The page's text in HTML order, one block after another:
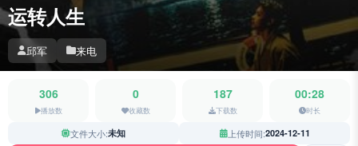
运转人生
邱军 来电
306
播放数
0
收藏数
187
下载数
00:28
时长
文件大小:未知 上传时间:2024-12-11